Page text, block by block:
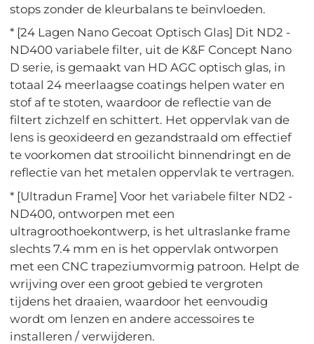
stops zonder de kleurbalans te beïnvloeden.
* [24 Lagen Nano Gecoat Optisch Glas] Dit ND2 -
ND400 variabele filter, uit de K&F Concept Nano
D serie, is gemaakt van HD AGC optisch glas, in
totaal 24 meerlaagse coatings helpen water en
stof af te stoten, waardoor de reflectie van de
filtert zichzelf en schittert. Het oppervlak van de
lens is geoxideerd en gezandstraald om effectief
te voorkomen dat strooilicht binnendringt en de
reflectie van het metalen oppervlak te vertragen.
* [Ultradun Frame] Voor het variabele filter ND2 -
ND400, ontworpen met een
ultragroothoekontwerp, is het ultraslanke frame
slechts 7.4 mm en is het oppervlak ontworpen
met een CNC trapeziumvormig patroon. Helpt de
wrijving over een groot gebied te vergroten
tijdens het draaien, waardoor het eenvoudig
wordt om lenzen en andere accessoires te
installeren / verwijderen.